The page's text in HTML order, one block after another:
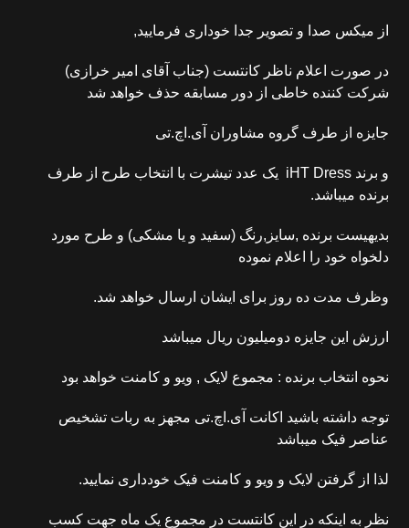
از میکس صدا و تصویر جدا خوداری فرمایید,
در صورت اعلام ناظر کانتست (جناب آقای امیر خرازی)
شرکت کننده خاطی از دور مسابقه حذف خواهد شد
جایزه از طرف گروه مشاوران آی.اچ.تی
و برند iHT Dress یک عدد تیشرت با انتخاب طرح از طرف
برنده میباشد.
بدیهیست برنده ,سایز,رنگ (سفید و یا مشکی) و طرح مورد
دلخواه خود را اعلام نموده
وظرف مدت ده روز برای ایشان ارسال خواهد شد.
ارزش این جایزه دومیلیون ریال میباشد
نحوه انتخاب برنده : مجموع لایک , ویو و کامنت خواهد بود
توجه داشته باشید اکانت آی.اچ.تی مجهز به ربات تشخیص
عناصر فیک میباشد
لذا از گرفتن لایک و ویو و کامنت فیک خودداری نمایید.
نظر به اینکه در این کانتست در مجموع یک ماه جهت کسب